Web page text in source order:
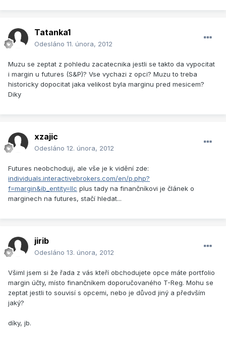
Tatanka1
Odesláno 11. února, 2012
Muzu se zeptat z pohledu zacatecnika jestli se takto da vypocitat
i margin u futures (S&P)? Vse vychazi z opci? Muzu to treba
historicky dopocitat jaka velikost byla marginu pred mesicem?
Diky
xzajic
Odesláno 12. února, 2012
Futures neobchoduji, ale vše je k vidění zde:
individuals.interactivebrokers.com/en/p.php?
f=margin&ib_entity=llc plus tady na finančníkovi je článek o
marginech na futures, stačí hledat...
jirib
Odesláno 13. února, 2012
Všiml jsem si že řada z vás kteří obchodujete opce máte portfolio
margin účty, místo finančníkem doporučovaného T-Reg. Mohu se
zeptat jestli to souvisí s opcemi, nebo je důvod jiný a předvším
jaký?
díky, jb.